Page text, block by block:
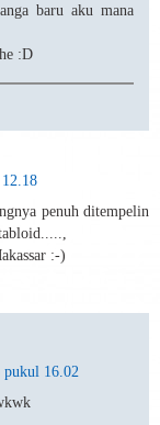
baru aku mana
:D
penuh ditempelin
:-)
pukul 16.02